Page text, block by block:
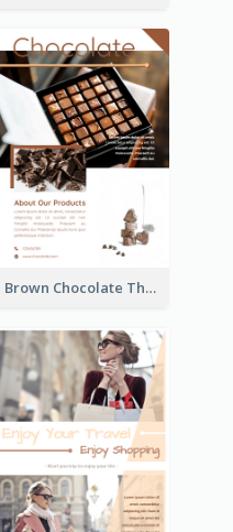
Brown Chocolate Theme Flyer With Photos